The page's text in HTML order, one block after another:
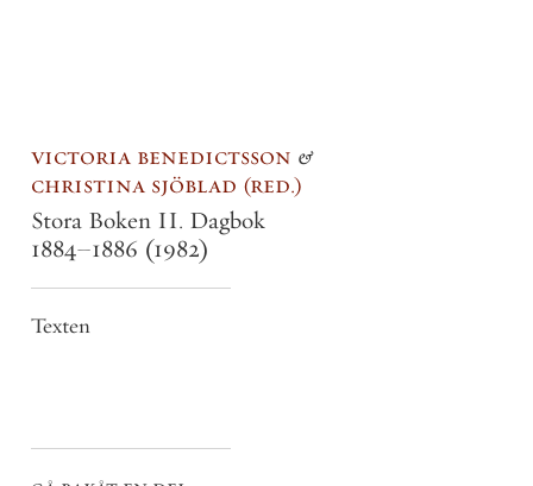
victoria benedictsson &
christina sjöblad red.
Stora Boken II. Dagbok
1884–1886 (1982)
Texten